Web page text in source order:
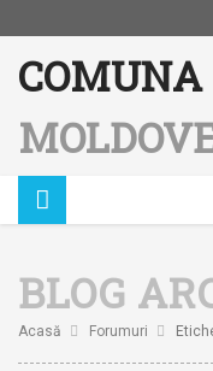
BLOG
Acasă Forumuri